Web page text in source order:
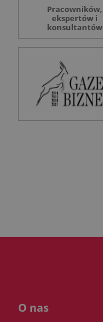
Pracowników,
ekspertów i
konsultantów
O nas